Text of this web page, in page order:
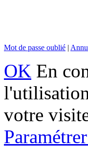
Mot de passe oublié |
OK En
votre